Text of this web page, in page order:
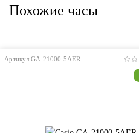
Похожие часы
Артикул GA-21000-5AER